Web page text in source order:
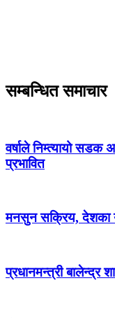
सम्बन्धित समाचार
वर्षाले निम्त्यायो सडक
प्रभावित
मनसुन सक्रिय, देशका यी
प्रधानमन्त्री बालेन्द्र